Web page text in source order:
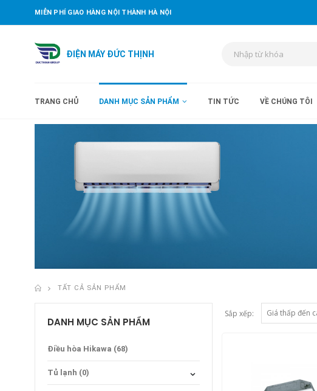
MIỄN PHÍ GIAO HÀNG NỘI THÀNH HÀ NỘI
ĐIỆN MÁY ĐỨC THỊNH
TRANG CHỦ DANH MỤC SẢN PHẨM TIN TỨC VỀ CHÚNG TÔI
TẤT CẢ SẢN PHẨM
DANH MỤC SẢN PHẨM
Điều hòa Hikawa (68)
Tủ lạnh (0)
Sắp xếp: